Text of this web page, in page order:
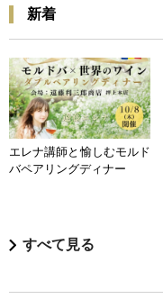
新着
エレナ講師と愉しむモルド
バペアリングディナー
すべて見る